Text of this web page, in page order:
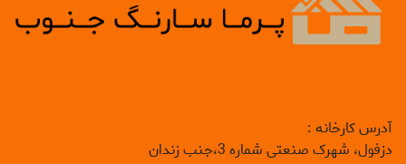
آدرس کارخانه :
دزفول، شهرک صنعتی شماره 3،جنب زندان